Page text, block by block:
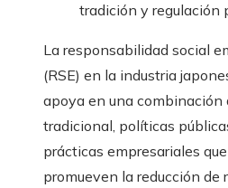
tradición y regulación
La responsabilidad social
(RSE) en la industria
apoya en una combinación
tradicional, políticas
prácticas empresariales que
promueven la reducción de